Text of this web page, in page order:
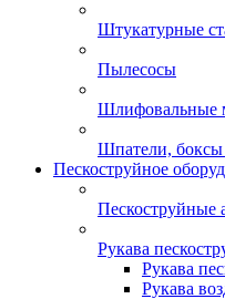
Штукатурные
Пылесосы
Шлифовальные
Шпатели, боксы
Пескоструйное
Пескоструйные
Рукава
Рукава
Рукава